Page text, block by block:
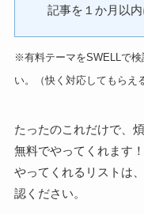
記事を１か月以内
※有料テーマをSWELLで検
い。（快く対応してもらえ
たったのこれだけで、
無料でやってくれます！
やってくれるリストは
認ください。